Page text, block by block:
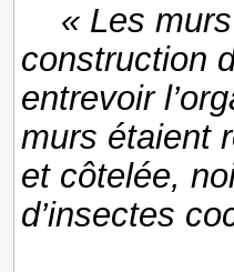
« Les murs
construction
entrevoir
murs étaient
et côtelée,
d’insectes